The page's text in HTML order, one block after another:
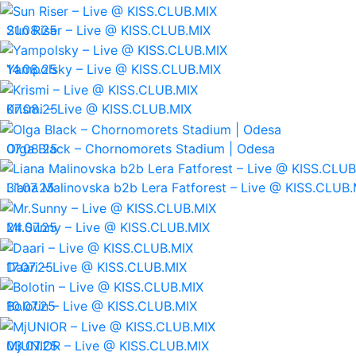
21.08.25
Sun Riser – Live @ KISS.CLUB.MIX
14.08.25
Yampolsky – Live @ KISS.CLUB.MIX
07.08.25
Krismi – Live @ KISS.CLUB.MIX
07.08.25
Olga Black – Chornomorets Stadium | Odesa
31.07.25
Liana Malinovska b2b Lera Fatforest – Live @
24.07.25
Mr.Sunny – Live @ KISS.CLUB.MIX
17.07.25
Daari – Live @ KISS.CLUB.MIX
10.07.25
Bolotin – Live @ KISS.CLUB.MIX
03.07.25
MjUNIOR – Live @ KISS.CLUB.MIX